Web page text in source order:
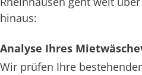
hinaus:
Analyse Ihres
Wir prüfen Ihre